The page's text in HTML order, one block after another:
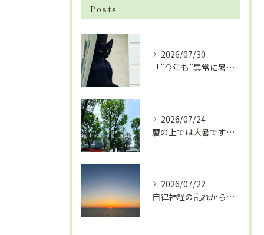
Posts
2026/07/30
「”今年も”異常に暑い夏」酷暑+冷房＝夏風邪、腰痛、ひざの痛...
2026/07/24
暦の上では大暑です！腰痛や肩こりから来る頭痛
2026/07/22
自律神経の乱れから生活習慣病、血液循環の滞り